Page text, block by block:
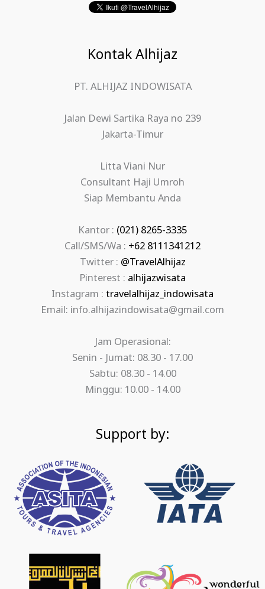
Kontak Alhijaz
PT. ALHIJAZ INDOWISATA
Jalan Dewi Sartika Raya no 239
Jakarta-Timur
Litta Viani Nur
Consultant Haji Umroh
Siap Membantu Anda
Kantor : (021) 8265-3335
Call/SMS/Wa : +62 8111341212
Twitter : @TravelAlhijaz
Pinterest : alhijazwisata
Instagram : travelalhijaz_indowisata
Email: info.alhijazindowisata@gmail.com
Jam Operasional:
Senin - Jumat: 08.30 - 17.00
Sabtu: 08.30 - 14.00
Minggu: 10.00 - 14.00
Support by: